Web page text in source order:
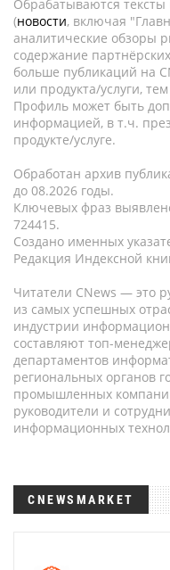
Обрабатываются
(новости, включая
аналитические обзоры
содержание
больше публикаций на
или продукта/услуги,
Профиль может быть
информацией, в т.ч.
продукте/услуге.
Обработан архив
до 08.2026 годы.
Ключевых фраз
724415.
Создано именных
Редакция Индексной
Читатели CNews — это
из самых успешных
индустрии
составляют топ-
департаментов
региональных органов
промышленных
руководители и
информационных
CNEWSMARKET